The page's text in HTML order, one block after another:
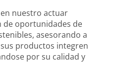
nuestro actuar
de oportunidades de
asesorando a
productos integren
por su calidad y